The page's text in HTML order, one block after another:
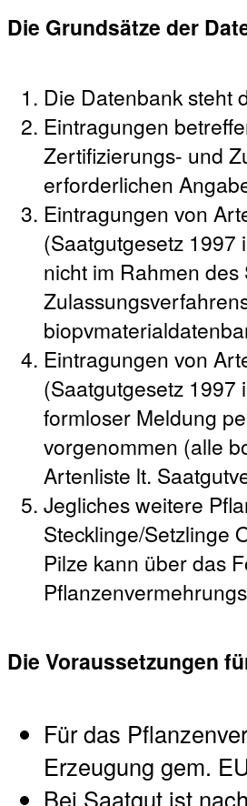
Die Grundsätze der
Die Datenbank steht
Eintragungen
Zertifizierungs- und
erforderlichen
Eintragungen von
(Saatgutgesetz 1997
nicht im Rahmen
Eintragungen von
(Saatgutgesetz 1997
formloser Meldung
vorgenommen (alle
Artenliste lt.
Jegliches weitere
Stecklinge/Setzlinge
Pilze kann über das
Die Voraussetzungen
Für das
Erzeugung gem.
Bei Saatgut ist